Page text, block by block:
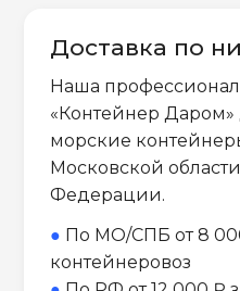
Доставка по
Наша
«Контейнер Даром»
морские
Московской
Федерации.
● По МО/СПБ от 8
контейнеровоз